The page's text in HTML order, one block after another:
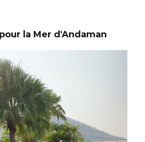
la Mer d'Andaman